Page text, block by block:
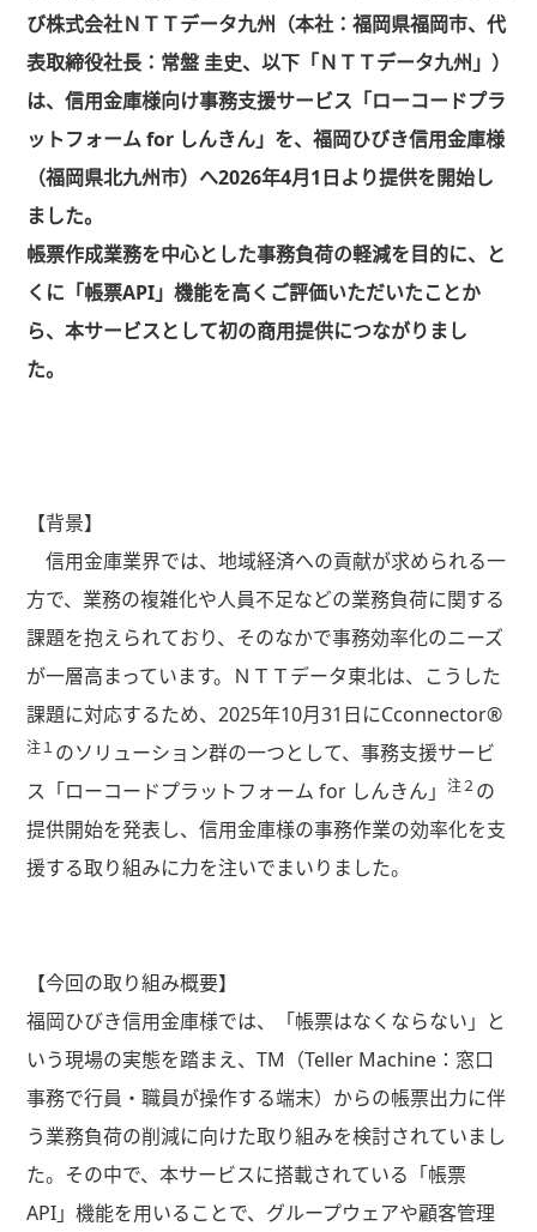
び株式会社ＮＴＴデータ九州（本社：福岡県福岡市、代
表取締役社長：常盤 圭史、以下「ＮＴＴデータ九州」）
は、信用金庫様向け事務支援サービス「ローコードプラ
ットフォームfor しんきん」を、福岡ひびき信用金庫様
（福岡県北九州市）へ2026年4月1日より提供を開始し
ました。
帳票作成業務を中心とした事務負荷の軽減を目的に、と
くに「帳票API」機能を高くご評価いただいたことか
ら、本サービスとして初の商用提供につながりまし
た。
【背景】
信用金庫業界では、地域経済への貢献が求められる一
方で、業務の複雑化や人員不足などの業務負荷に関する
課題を抱えられており、そのなかで事務効率化のニーズ
が一層高まっています。ＮＴＴデータ東北は、こうした
課題に対応するため、 2025年10月31 日にCconnector®
注１のソリューション群の一つとして、事務支援サービ
ス「ローコードプラットフォーム for しんきん」 注２の
提供開始を発表し、信用金庫様の事務作業の効率化を支
援する取り組みに力を注いでまいりました。
【今回の取り組み概要】
福岡ひびき信用金庫様では、「帳票はなくならない」と
いう現場の実態を踏まえ、 TM （Teller Machine：窓口
事務で行員・職員が操作する端末）からの帳票出力に伴
う業務負荷の削減に向けた取り組みを検討されていまし
た。その中で、本サービスに搭載されている「帳票
API」機能を用いることで、グループウェアや顧客管理